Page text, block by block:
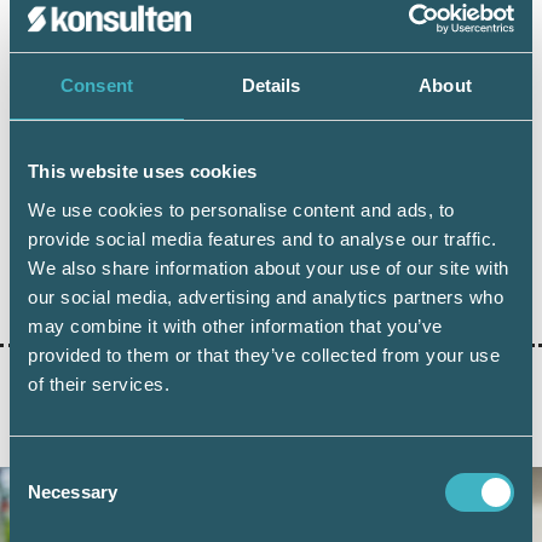
Consent Details About
This website uses cookies
We use cookies to personalise content and ads, to
provide social media features and to analyse our traffic.
We also share information about your use of our site with
our social media, advertising and analytics partners who
may combine it with other information that you’ve
provided to them or that they’ve collected from your use
of their services.
Consent
Selection
Necessary
redovisar arbetsgivaren 955 kr som
skatteverket.se
Dela:
AKTUELLA ARTIKLAR